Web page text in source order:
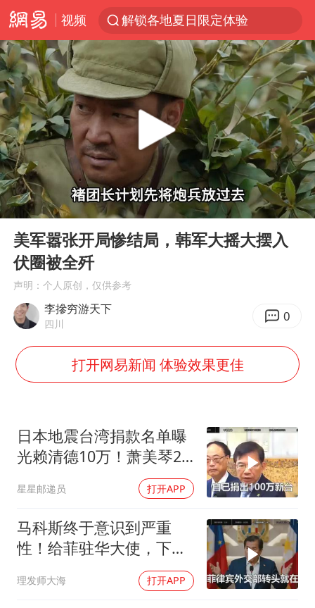
视频
解锁各地夏日限定体验
台风白海豚闭眼浙江上海处于危险半圆
香港宏福苑火灾或由烟头引起
浙江金华：市民非必要不外出
网约车司机充电时猝死保险拒赔
中国父女泰国骑摩托车坠崖1死1伤
白海豚将正面袭击贯穿浙江
周末打虎 宋致远被查
浙江台州《告全体市民书》
刘浩存百花奖开幕式红裙起舞
万岁山接盘烂尾恒大文旅城
薛之谦杭州站演唱会取消
泰国初中生饮弹自尽前开了26枪
店主称换“青海拉面”招牌后生意更好
女儿为争财产堵门阻挠父亲出殡
习近平心系体育强国建设
Play
00:00 03:07
美军嚣张开局惨结局，韩军大摇大摆入
伏圈被全歼
声明：个人原创，仅供参考
李摻穷游天下
四川 0
打开网易新闻 体验效果更佳
日本地震台湾捐款名单曝
光赖清德10万！萧美琴20
星星邮递员 打开APP
马科斯终于意识到严重
性！给菲驻华大使，下达
5个必须完成的任务
理发师大海 打开APP